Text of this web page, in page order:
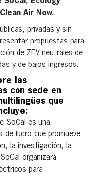
Air Now.
privadas y sin
propuestas para
de ZEV neutrales de
y de bajos ingresos.
las
con sede en
que
SoCal es una
de lucro que promueve
la investigación, la
organizará
para